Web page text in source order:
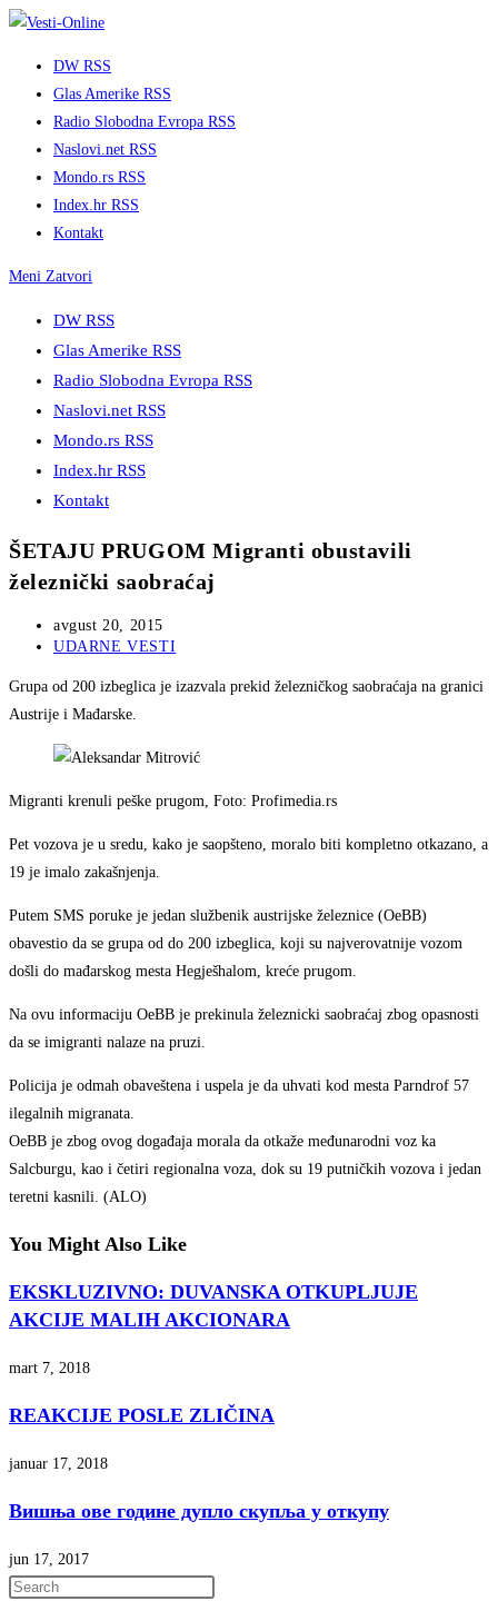
Skip
DW RSS
Glas Amerike RSS
Radio Slobodna Evropa RSS
Naslovi.net RSS
Mondo.rs RSS
Index.hr RSS
Kontakt
Meni Zatvori
DW RSS
Glas Amerike RSS
Radio Slobodna Evropa RSS
Naslovi.net RSS
Mondo.rs RSS
Index.hr RSS
Kontakt
ŠETAJU PRUGOM Migranti obustavili
železnički saobraćaj
Post
published:
avgust 20, 2015
Post
UDARNE VESTI
Grupa od 200 izbeglica je izazvala prekid železničkog saobraćaja na granici
Austrije i Mađarske.
Migranti krenuli peške prugom, Foto: Profimedia.rs
Pet vozova je u sredu, kako je saopšteno, moralo biti kompletno otkazano, a
19 je imalo zakašnjenja.
Putem SMS poruke je jedan službenik austrijske železnice (OeBB)
obavestio da se grupa od do 200 izbeglica, koji su najverovatnije vozom
došli do mađarskog mesta Hegješhalom, kreće prugom.
Na ovu informaciju OeBB je prekinula železnicki saobraćaj zbog opasnosti
da se imigranti nalaze na pruzi.
Policija je odmah obaveštena i uspela je da uhvati kod mesta Parndrof 57
ilegalnih migranata.
OeBB je zbog ovog događaja morala da otkaže međunarodni voz ka
Salcburgu, kao i četiri regionalna voza, dok su 19 putničkih vozova i jedan
teretni kasnili. (ALO)
You Might Also Like
EKSKLUZIVNO: DUVANSKA OTKUPLJUJE
AKCIJE MALIH AKCIONARA
mart 7, 2018
REAKCIJE POSLE ZLIČINA
januar 17, 2018
Вишња ове године дупло скупља у откупу
jun 17, 2017